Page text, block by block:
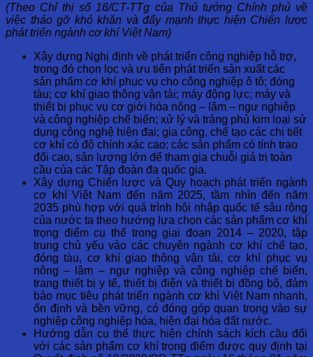
(Theo Chỉ thị số 16/CT-TTg của Thủ tướng Chính phủ về
việc tháo gỡ khó khăn và đẩy mạnh thực hiện Chiến lược
phát triển ngành cơ khí Việt Nam)
Xây dựng Nghị định về phát triển công nghiệp hỗ trợ,
trong đó chọn lọc và ưu tiên phát triển sản xuất các
sản phẩm cơ khí phục vụ cho công nghiệp ô tô; đóng
tàu; cơ khí giao thông vận tải; máy động lực; máy và
thiết bị phục vụ cơ giới hóa nông – lâm – ngư nghiệp
và công nghiệp chế biến; xử lý và tráng phủ kim loại sử
dụng công nghệ hiện đại; gia công, chế tạo các chi tiết
cơ khí có độ chính xác cao; các sản phẩm có tính trao
đổi cao, sản lượng lớn để tham gia chuỗi giá trị toàn
cầu của các Tập đoàn đa quốc gia.
Xây dựng Chiến lược và Quy hoạch phát triển ngành
cơ khí Việt Nam đến năm 2025, tầm nhìn đến năm
2035 phù hợp với quá trình hội nhập quốc tế sâu rộng
của nước ta theo hướng lựa chọn các sản phẩm cơ khí
trọng điểm cụ thể trong giai đoạn 2014 – 2020, tập
trung chủ yếu vào các chuyên ngành cơ khí chế tạo,
đóng tàu, cơ khí giao thông vận tải, cơ khí phục vụ
nông – lâm – ngư nghiệp và công nghiệp chế biến,
trang thiết bị y tế, thiết bị điện và thiết bị đồng bộ, đảm
bảo mục tiêu phát triển ngành cơ khí Việt Nam nhanh,
ổn định và bền vững, có đóng góp quan trọng vào sự
nghiệp công nghiệp hóa, hiện đại hóa đất nước.
Hướng dẫn cụ thể thực hiện chính sách kích cầu đối
với các sản phẩm cơ khí trọng điểm được quy định tại